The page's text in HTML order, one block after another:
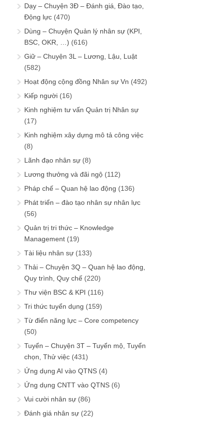
Dạy – Chuyện 3Đ – Đánh giá, Đào tạo,
Động lực (470)
Dùng – Chuyện Quản lý nhân sự (KPI,
BSC, OKR, …) (616)
Giữ – Chuyện 3L – Lương, Lậu, Luật
(582)
Hoạt động cộng đồng Nhân sự Vn (492)
Kiếp người (16)
Kinh nghiệm tư vấn Quản trị Nhân sự
(17)
Kinh nghiệm xây dựng mô tả công việc
(8)
Lãnh đạo nhân sự (8)
Lương thưởng và đãi ngộ (112)
Pháp chế – Quan hệ lao động (136)
Phát triển – đào tạo nhân sự nhân lực
(56)
Quản trị tri thức – Knowledge
Management (19)
Tài liệu nhân sự (133)
Thải – Chuyện 3Q – Quan hệ lao động,
Quy trình, Quy chế (220)
Thư viện BSC & KPI (116)
Tri thức tuyển dụng (159)
Từ điển năng lực – Core competency
(50)
Tuyển – Chuyện 3T – Tuyển mộ, Tuyển
chọn, Thử việc (431)
Ứng dụng AI vào QTNS (4)
Ứng dụng CNTT vào QTNS (6)
Vui cười nhân sự (86)
Đánh giá nhân sự (22)